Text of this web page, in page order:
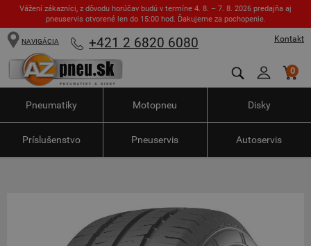
Vážení zákazníci, z dôvodu horúčav budú v termíne 4. 8. – 7. 8. 2026 predajňa aj
pneuservis otvorené len do 15:00 hod. Ďakujeme za pochopenie.
Kontakt
NAVIGÁCIA +421 2 6820 6080
0
Pneumatiky Motopneu Disky
Príslušenstvo Pneuservis Autoservis